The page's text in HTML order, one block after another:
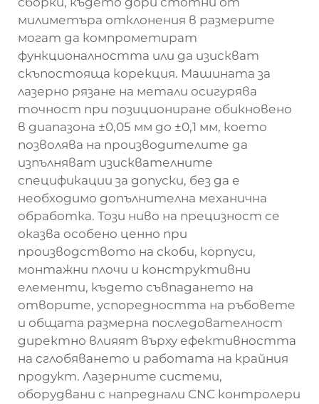
милиметъра отклонения в размерите
могат да компрометират
функционалността или да изискват
скъпостояща корекция. Машината за
лазерно рязане на метали осигурява
точност при позициониране обикновено
в диапазона ±0,05 мм до ±0,1 мм, което
позволява на производителите да
изпълняват изисквателните
спецификации за допуски, без да е
необходимо допълнителна механична
обработка. Този ниво на прецизност се
оказва особено ценно при
производството на скоби, корпуси,
монтажни плочи и конструктивни
елементи, където съвпадането на
отворите, успоредността на ръбовете
и общата размерна последователност
директно влияят върху ефективността
на сглобяването и работата на крайния
продукт. Лазерните системи,
оборудвани с напреднали CNC контролери